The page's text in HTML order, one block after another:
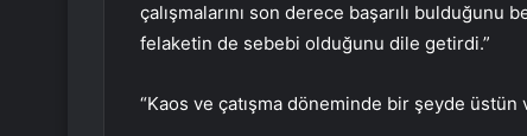
çalışmalarını son derece başarılı bulduğunu
felaketin de sebebi olduğunu dile getirdi.”
“Kaos ve çatışma döneminde bir şeyde